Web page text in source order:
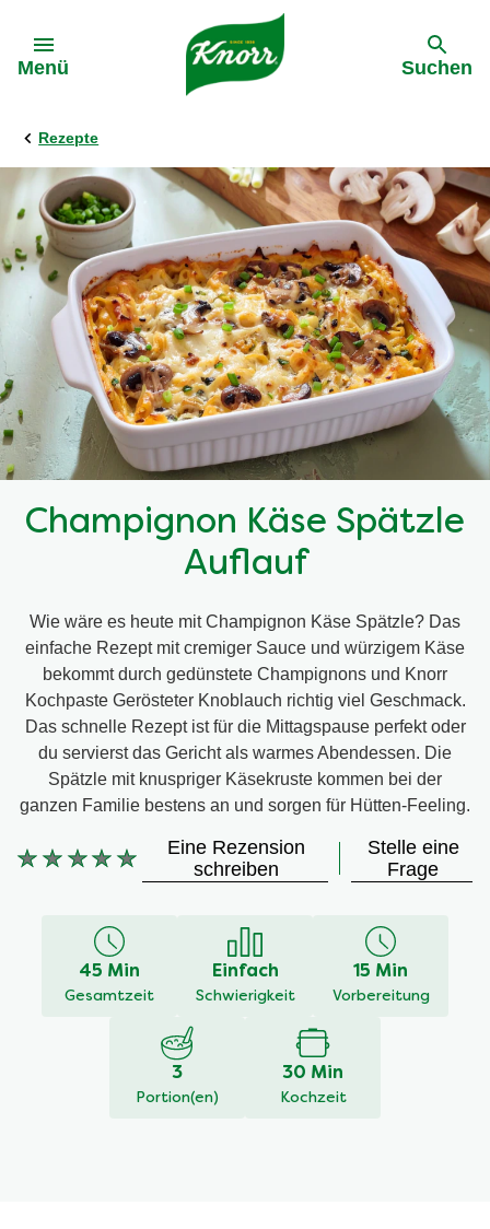
Menü Suchen
Rezepte
Champignon Käse Spätzle
Auflauf
Wie wäre es heute mit Champignon Käse Spätzle? Das
einfache Rezept mit cremiger Sauce und würzigem Käse
bekommt durch gedünstete Champignons und Knorr
Kochpaste Gerösteter Knoblauch richtig viel Geschmack.
Das schnelle Rezept ist für die Mittagspause perfekt oder
du servierst das Gericht als warmes Abendessen. Die
Spätzle mit knuspriger Käsekruste kommen bei der
ganzen Familie bestens an und sorgen für Hütten-Feeling.
Keine
abgegeben
Eine Rezension
schreiben
Stelle eine
Frage
45 Min
Gesamtzeit
Einfach
Schwierigkeit
15 Min
Vorbereitung
3
Portion(en)
30 Min
Kochzeit